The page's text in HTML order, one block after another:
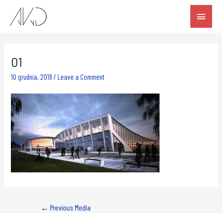
01
10 grudnia, 2019 /Leave a Comment
← Previous Media